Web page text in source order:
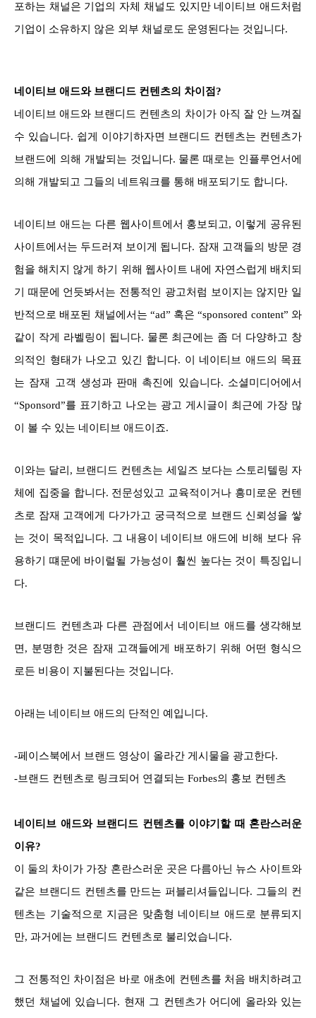
포하는 채널은 기업의 자체 채널도 있지만 네이티브 애드처럼
기업이 소유하지 않은 외부 채널로도 운영된다는 것입니다.
네이티브 애드와 브랜디드 컨텐츠의 차이점?
네이티브 애드와 브랜디드 컨텐츠의 차이가 아직 잘 안 느껴질
수 있습니다. 쉽게 이야기하자면 브랜디드 컨텐츠는 컨텐츠가
브랜드에 의해 개발되는 것입니다. 물론 때로는 인플루언서에
의해 개발되고 그들의 네트워크를 통해 배포되기도 합니다.
네이티브 애드는 다른 웹사이트에서 홍보되고, 이렇게 공유된
사이트에서는 두드러져 보이게 됩니다. 잠재 고객들의 방문 경
험을 해치지 않게 하기 위해 웹사이트 내에 자연스럽게 배치되
기 때문에 언듯봐서는 전통적인 광고처럼 보이지는 않지만 일
반적으로 배포된 채널에서는 “ad” 혹은 “sponsored content” 와
같이 작게 라벨링이 됩니다. 물론 최근에는 좀 더 다양하고 창
의적인 형태가 나오고 있긴 합니다. 이 네이티브 애드의 목표
는 잠재 고객 생성과 판매 촉진에 있습니다. 소셜미디어에서
“Sponsord”를 표기하고 나오는 광고 게시글이 최근에 가장 많
이 볼 수 있는 네이티브 애드이죠.
이와는 달리, 브랜디드 컨텐츠는 세일즈 보다는 스토리텔링 자
체에 집중을 합니다. 전문성있고 교육적이거나 흥미로운 컨텐
츠로 잠재 고객에게 다가가고 궁극적으로 브랜드 신뢰성을 쌓
는 것이 목적입니다. 그 내용이 네이티브 애드에 비해 보다 유
용하기 떄문에 바이럴될 가능성이 훨씬 높다는 것이 특징입니
다.
브랜디드 컨텐츠과 다른 관점에서 네이티브 애드를 생각해보
면, 분명한 것은 잠재 고객들에게 배포하기 위해 어떤 형식으
로든 비용이 지불된다는 것입니다.
아래는 네이티브 애드의 단적인 예입니다.
-페이스북에서 브랜드 영상이 올라간 게시물을 광고한다.
-브랜드 컨텐츠로 링크되어 연결되는 Forbes의 홍보 컨텐츠
네이티브 애드와 브랜디드 컨텐츠를 이야기할 때 혼란스러운
이유?
이 둘의 차이가 가장 혼란스러운 곳은 다름아닌 뉴스 사이트와
같은 브랜디드 컨텐츠를 만드는 퍼블리셔들입니다. 그들의 컨
텐츠는 기술적으로 지금은 맞춤형 네이티브 애드로 분류되지
만, 과거에는 브랜디드 컨텐츠로 불리었습니다.
그 전통적인 차이점은 바로 애초에 컨텐츠를 처음 배치하려고
했던 채널에 있습니다. 현재 그 컨텐츠가 어디에 올라와 있는